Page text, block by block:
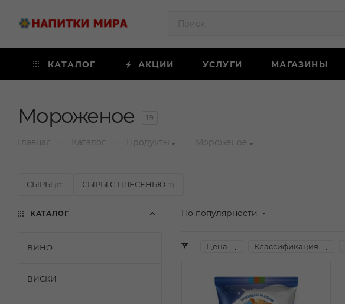
КАТАЛОГ АКЦИИ УСЛУГИ МАГАЗИНЫ
Мороженое 19
Главная Каталог Продукты Мороженое
СЫРЫ (13) СЫРЫ С ПЛЕСЕНЬЮ (2)
По популярности
Цена Классификация
КАТАЛОГ
ВИНО
ВИСКИ